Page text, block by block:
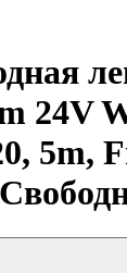
24V
5m,